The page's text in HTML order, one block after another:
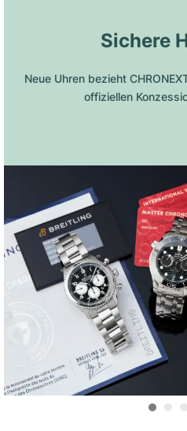
Sichere
Neue Uhren bezieht
offiziellen